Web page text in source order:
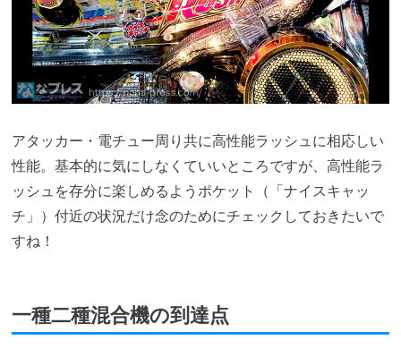
アタッカー・電チュー周り共に高性能ラッシュに相応しい
性能。基本的に気にしなくていいところですが、高性能ラ
ッシュを存分に楽しめるようポケット（「ナイスキャッ
チ」）付近の状況だけ念のためにチェックしておきたいで
すね！
一種二種混合機の到達点